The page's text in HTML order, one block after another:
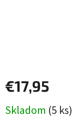
€17,95
cena:
Skladom (5 ks)